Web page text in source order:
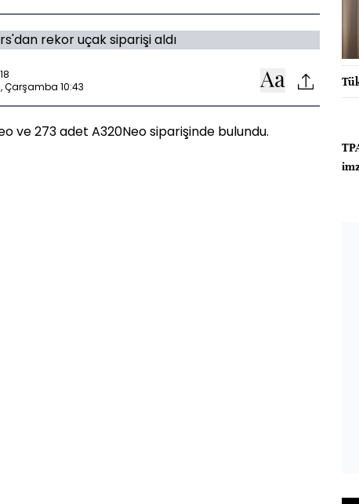
Çarşamba 10:43
ve 273 adet A320Neo siparişinde bulundu.